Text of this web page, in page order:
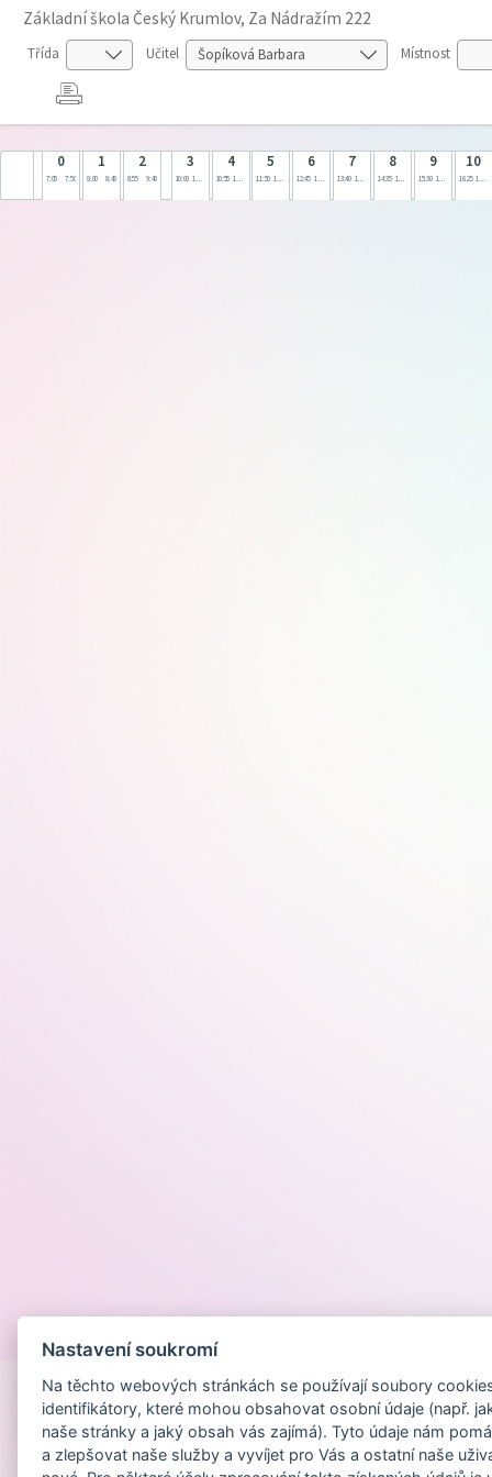
Základní škola Český Krumlov, Za Nádražím 222
Třída Učitel Místnost
0
7:05 7:50
1
8:00 8:45
2
8:55 9:40
3
10:00 10:45
4
10:55 11:40
5
11:50 12:35
6
12:45 13:30
7
13:40 14:25
8
14:35 15:20
9
15:30 16:15
10
16:25 17:10
Nastavení soukromí
Na těchto webových stránkách se používají soubory
identifikátory, které mohou obsahovat osobní údaje (např.
naše stránky a jaký obsah vás zajímá). Tyto údaje nám
a zlepšovat naše služby a vyvíjet pro Vás a ostatní naše